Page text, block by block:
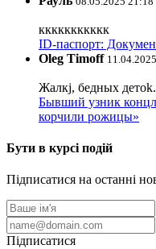
ккккккккккк
ID-паспорт:
Oleg Timoff
Жалкj, бедных детok.
Бывший узник
корчили рожицы»
Бути в курсі подій
Підписатися на останні
Підписатися